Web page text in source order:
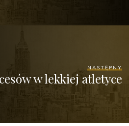
NASTĘPNY
w lekkiej atletyce